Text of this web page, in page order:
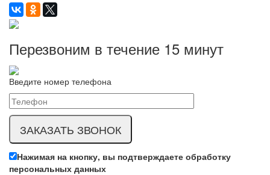
Перезвоним в течение 15 минут
Введите номер телефона
Нажимая на кнопку, вы подтверждаете обработку
персональных данных